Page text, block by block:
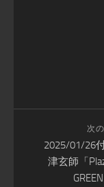
次
2025/01/26
津玄師「